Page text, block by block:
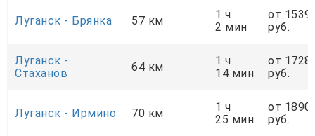
Луганск - Брянка 57 км
1 ч
2 мин
от 1539
руб.
Луганск -
Стаханов
64 км
1 ч
14 мин
от 1728
руб.
Луганск - Ирмино 70 км
1 ч
25 мин
от 1890
руб.